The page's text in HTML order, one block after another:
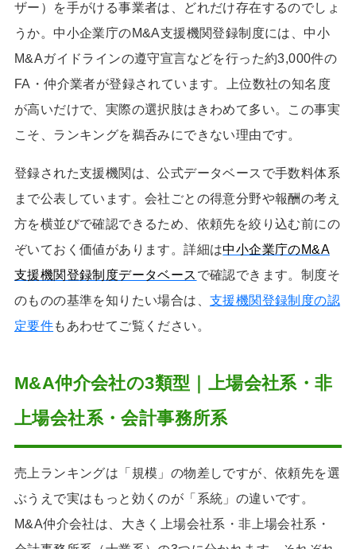
ザー）を手がける事業者は、どれだけ存在するのでしょ
うか。中小企業庁のM&A支援機関登録制度には、中小
M&Aガイドラインの遵守宣言などを行った約3,000件の
FA・仲介業者が登録されています。上位数社の知名度
が高いだけで、実際の選択肢はきわめて多い。この事実
こそ、ランキングを鵜呑みにできない理由です。
登録された支援機関は、公式データベースで手数料体系
まで公表しています。会社ごとの得意分野や報酬の考え
方を横並びで確認できるため、依頼先を絞り込む前にの
ぞいておく価値があります。詳細は中小企業庁のM&A
支援機関登録制度データベース で確認できます。制度そ
のものの基準を知りたい場合は、 支援機関登録制度の認
定要件もあわせてご覧ください。
M&A仲介会社の3類型｜上場会社系・非
上場会社系・会計事務所系
売上ランキングは「規模」の物差しですが、依頼先を選
ぶうえで実はもっと効くのが「系統」の違いです。
M&A仲介会社は、大きく上場会社系・非上場会社系・